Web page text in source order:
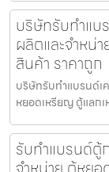
บริษัทรับทำแบ
ผลิตและจำหน่
สินค้า ราคาถูก
บริษัทรับทำแบรนด์เ
หยอดเหรียญ ตู้แลก
รับทำแบรนด์ตู้